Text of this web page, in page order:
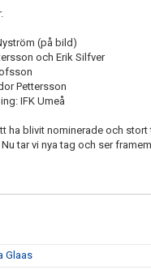
(på bild)
och Erik Silfver
Pettersson
IFK Umeå
ha blivit nominerade och
tar vi nya tag och ser
Glaas